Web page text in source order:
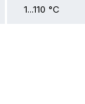
1...110 °C